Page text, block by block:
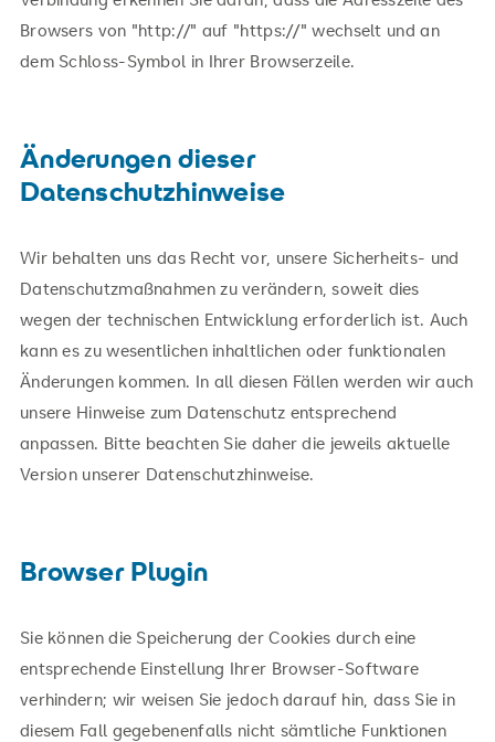
Browsers von "http://" auf "https://" wechselt und an
dem Schloss-Symbol in Ihrer Browserzeile.
Änderungen dieser
Datenschutzhinweise
Wir behalten uns das Recht vor, unsere Sicherheits- und
Datenschutzmaßnahmen zu verändern, soweit dies
wegen der technischen Entwicklung erforderlich ist. Auch
kann es zu wesentlichen inhaltlichen oder funktionalen
Änderungen kommen. In all diesen Fällen werden wir auch
unsere Hinweise zum Datenschutz entsprechend
anpassen. Bitte beachten Sie daher die jeweils aktuelle
Version unserer Datenschutzhinweise.
Browser Plugin
Sie können die Speicherung der Cookies durch eine
entsprechende Einstellung Ihrer Browser-Software
verhindern; wir weisen Sie jedoch darauf hin, dass Sie in
diesem Fall gegebenenfalls nicht sämtliche Funktionen